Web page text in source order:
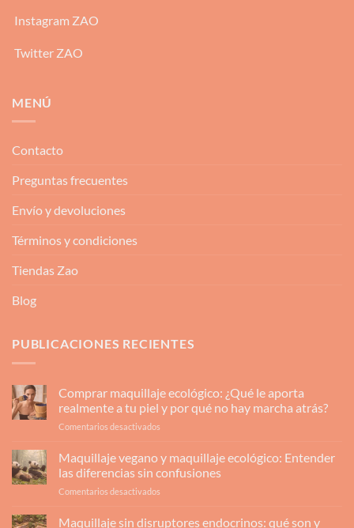
Instagram ZAO
Twitter ZAO
MENÚ
Contacto
Preguntas frecuentes
Envío y devoluciones
Términos y condiciones
Tiendas Zao
Blog
PUBLICACIONES RECIENTES
Comprar maquillaje ecológico: ¿Qué le aporta
realmente a tu piel y por qué no hay marcha atrás?
Comentarios desactivados
ecológico:
¿Qué
realmente
Maquillaje vegano y maquillaje ecológico: Entender
las diferencias sin confusiones
Comentarios desactivados
vegano
Maquillaje sin disruptores endocrinos: qué son y